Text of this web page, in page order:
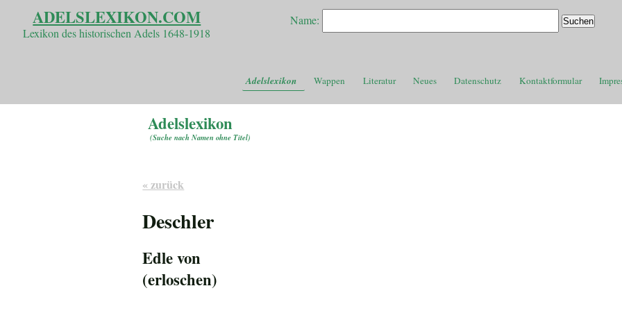
ADELSLEXIKON.COM
Lexikon des historischen Adels 1648-1918
Name:
Adelslexikon Wappen Literatur Neues Datenschutz Kontaktformular
Adelslexikon
(Suche nach Namen ohne Titel)
« zurück
Deschler
Edle von
(erloschen)